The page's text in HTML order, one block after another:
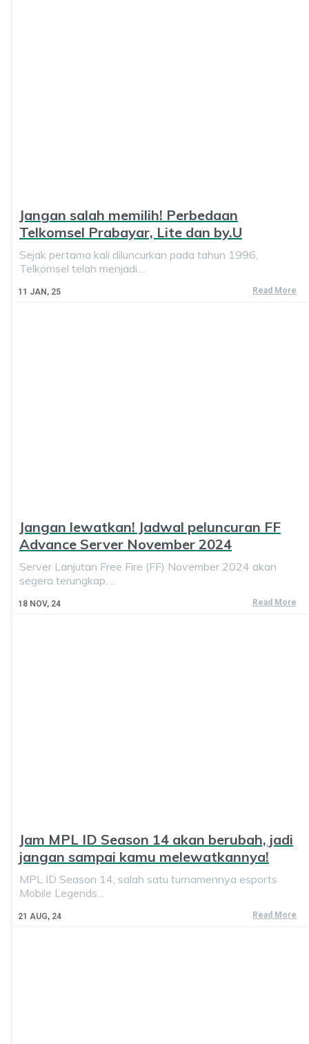
Jangan salah memilih! Perbedaan
Telkomsel Prabayar, Lite dan by.U
11 JAN, 25
Sejak pertama kali diluncurkan pada tahun 1996,
Telkomsel telah menjadi…
Read More
Jangan lewatkan! Jadwal peluncuran FF
Advance Server November 2024
18 NOV, 24
Server Lanjutan Free Fire (FF) November 2024 akan
segera terungkap,…
Read More
Jam MPL ID Season 14 akan berubah, jadi
jangan sampai kamu melewatkannya!
21 AUG, 24
MPL ID Season 14, salah satu turnamennya esports
Mobile Legends…
Read More